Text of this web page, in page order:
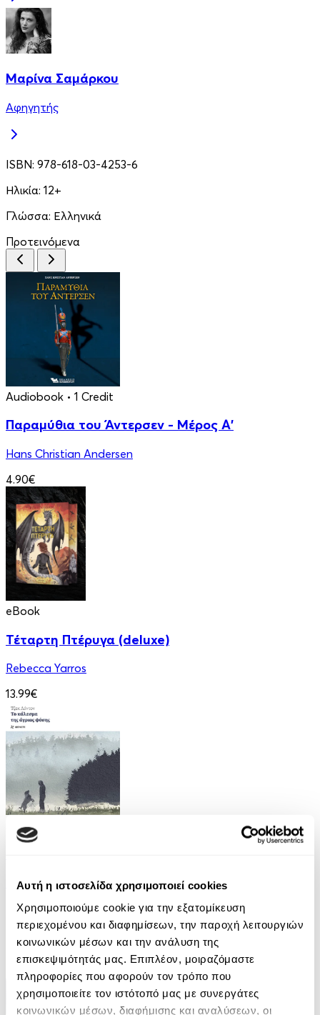
Αυτή η ιστοσελίδα χρησιμοποιεί cookies
Χρησιμοποιούμε cookie για την εξατομίκευση
περιεχομένου και διαφημίσεων, την παροχή λειτουργιών
κοινωνικών μέσων και την ανάλυση της
επισκεψιμότητάς μας. Επιπλέον, μοιραζόμαστε
πληροφορίες που αφορούν τον τρόπο που
χρησιμοποιείτε τον ιστότοπό μας με συνεργάτες
κοινωνικών μέσων, διαφήμισης και αναλύσεων, οι
Μαρίνα Σαμάρκου
Αφηγητής
ISBN: 978-618-03-4253-6
Ηλικία: 12+
Γλώσσα: Ελληνικά
Προτεινόμενα
Audiobook • 1 Credit
Παραμύθια του Άντερσεν - Μέρος Α'
Hans Christian Andersen
4.90€
eBook
Τέταρτη Πτέρυγα (deluxe)
Rebecca Yarros
13.99€
Audiobook
Jack London
7.90€ 3.95€ (-50%)